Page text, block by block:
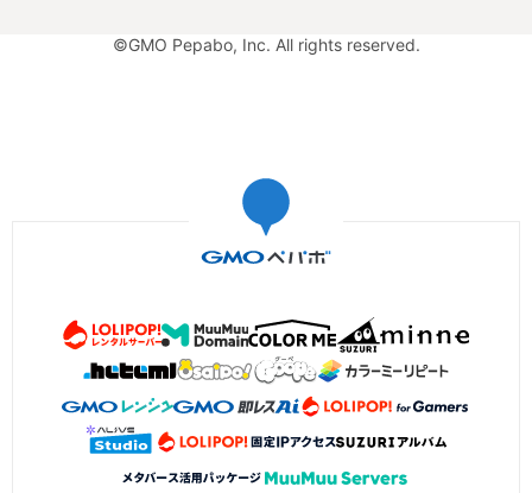
©GMO Pepabo, Inc. All rights reserved.